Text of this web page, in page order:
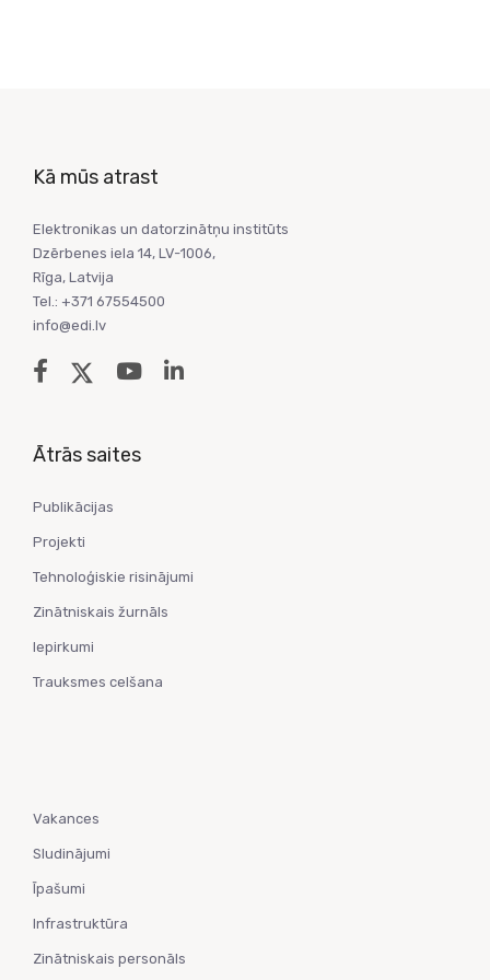
Kā mūs atrast
Elektronikas un datorzinātņu institūts
Dzērbenes iela 14, LV-1006,
Rīga, Latvija
Tel.: +371 67554500
info@edi.lv
Ātrās saites
Publikācijas
Projekti
Tehnoloģiskie risinājumi
Zinātniskais žurnāls
Iepirkumi
Trauksmes celšana
Vakances
Sludinājumi
Īpašumi
Infrastruktūra
Zinātniskais personāls